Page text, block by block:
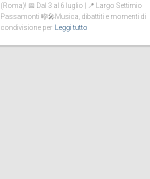
(Roma)! 📅 Dal 3 al 6 luglio | 📍 Largo Settimio
Passamonti 🎼🎤Musica, dibattiti e momenti di
condivisione per
Leggi tutto